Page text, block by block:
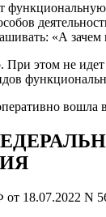
«А
этом не идет
18.07.2022 N